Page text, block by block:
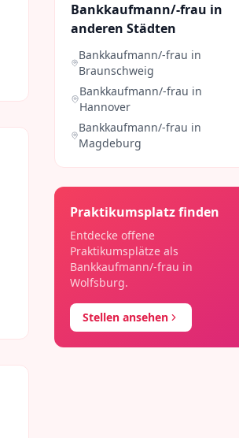
Bankkaufmann/-frau in
anderen Städten
Bankkaufmann/-frau in
Braunschweig
Bankkaufmann/-frau in
Hannover
Bankkaufmann/-frau in
Magdeburg
Praktikumsplatz finden
Entdecke offene
Praktikumsplätze als
Bankkaufmann/-frau in
Wolfsburg.
Stellen ansehen